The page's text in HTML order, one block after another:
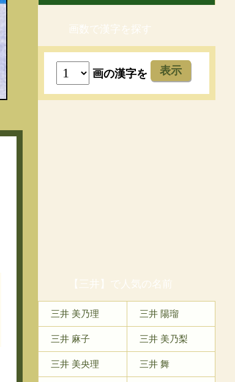
画数で漢字を探す
画の漢字を 表示
【三井】で人気の名前
三井 美乃理 三井 陽瑠
三井 麻子 三井 美乃梨
三井 美央理 三井 舞